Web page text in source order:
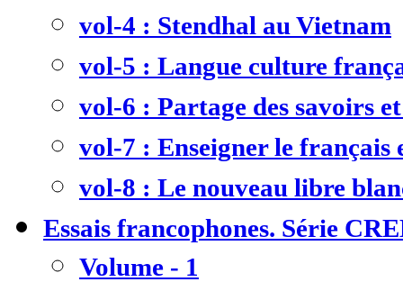
vol-4 : Stendhal au Vietnam
vol-5 : Langue culture
vol-6 : Partage des savoirs
vol-7 : Enseigner le
vol-8 : Le nouveau libre
Essais francophones. Série
Volume - 1